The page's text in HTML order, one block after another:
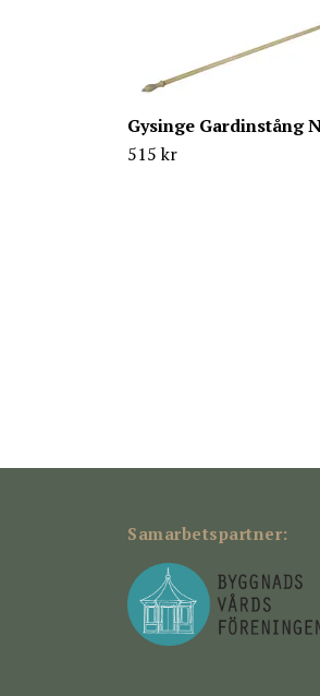
Gysinge Gardinstång
515 kr
Samarbetspartner: